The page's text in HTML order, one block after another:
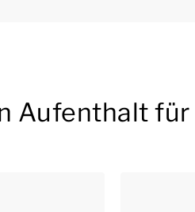
Aufenthalt